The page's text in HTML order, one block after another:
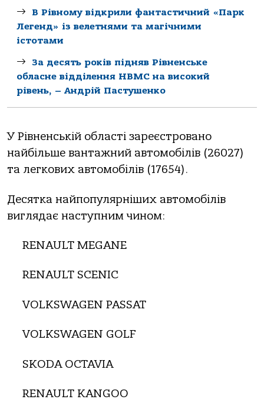
В Рівному відкрили фантастичний «Парк
Легенд» із велетнями та магічними
істотами
За десять років підняв Рівненське
обласне відділення НВМС на високий
рівень, – Андрій Пастушенко
У Рівненській області зареєстровано
найбільше вантажний автомобілів (26027)
та легкових автомобілів (17654).
Десятка найпопулярніших автомобілів
виглядає наступним чином:
RENAULT MEGANE
RENAULT SCENIC
VOLKSWAGEN PASSAT
VOLKSWAGEN GOLF
SKODA OCTAVIA
RENAULT KANGOO